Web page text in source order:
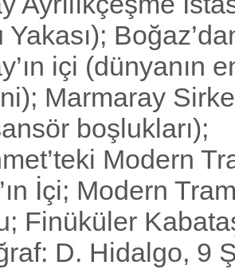
içi (dünyanın
Marmaray
boşlukları);
Modern
İçi; Modern
Finüküler
D. Hidalgo, 9